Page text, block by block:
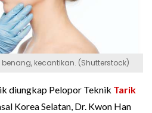
kecantikan. (Shutterstock)
diungkap Pelopor Teknik Tarik
Korea Selatan, Dr. Kwon Han